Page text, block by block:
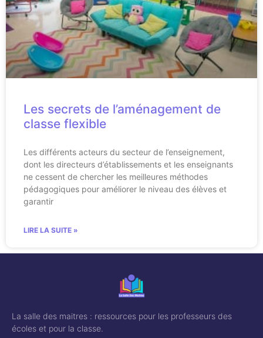
Les secrets de l’aménagement de
classe flexible
Les différents acteurs du secteur de l’enseignement,
dont les directeurs d’établissements et les enseignants
ne cessent de chercher les meilleures méthodes
pédagogiques pour améliorer le niveau des élèves et
garantir
LIRE LA SUITE »
La salle des maitres : ressources pour les professeurs des
écoles et pour la classe.